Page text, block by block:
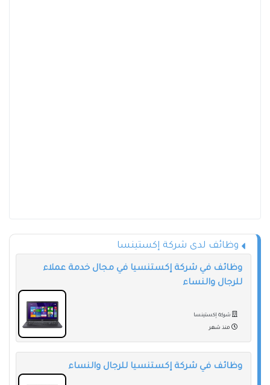
وظائف لدى شركة إكستينسا
وظائف في شركة إكستنسيا في مجال خدمة عملاء
للرجال والنساء
شركة إكستينسا
منذ شهر
وظائف في شركة إكستنسيا للرجال والنساء